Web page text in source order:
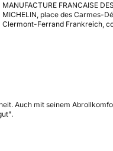
MANUFACTURE FRANCAISE
MICHELIN, place des Carmes-
Clermont-Ferrand Frankreich,
Auch mit seinem